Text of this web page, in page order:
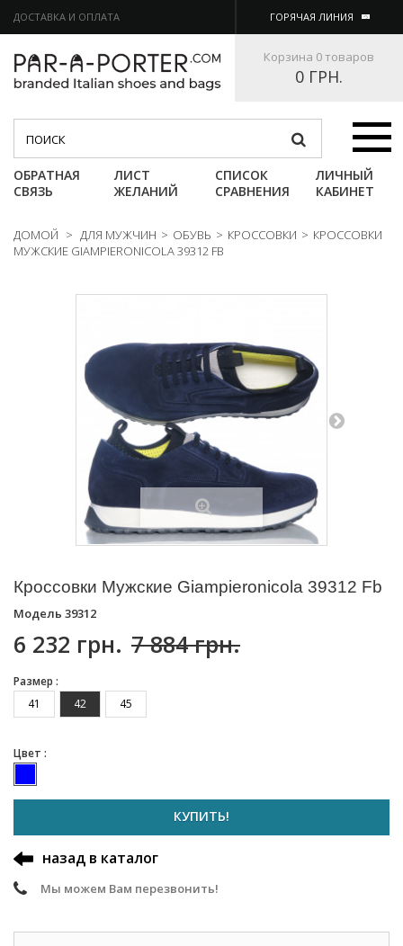
ДОСТАВКА И ОПЛАТА ГОРЯЧАЯ ЛИНИЯ
Корзина 0 товаров
0 ГРН.
Категории
ОБРАТНАЯ
СВЯЗЬ
ЛИСТ
ЖЕЛАНИЙ
СПИСОК
СРАВНЕНИЯ
ЛИЧНЫЙ
КАБИНЕТ
ДОМОЙ > ДЛЯ МУЖЧИН > ОБУВЬ > КРОССОВКИ > КРОССОВКИ
МУЖСКИЕ GIAMPIERONICOLA 39312 FB
Кроссовки Мужские Giampieronicola 39312 Fb
Модель 39312
6 232 грн. 7 884 грн.
Размер :
41
42 45
Цвет :
КУПИТЬ!
назад в каталог
Мы можем Вам перезвонить!